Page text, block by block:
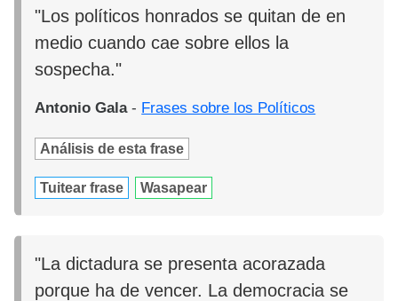
"Los políticos honrados se quitan de en
medio cuando cae sobre ellos la
sospecha."
Antonio Gala- Frases sobre los Políticos
Análisis de esta frase
Tuitear frase Wasapear
"La dictadura se presenta acorazada
porque ha de vencer. La democracia se